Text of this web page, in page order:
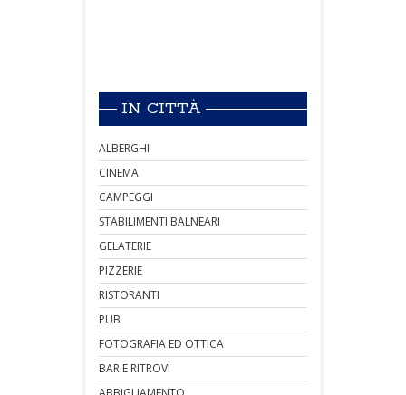
IN CITTÀ
ALBERGHI
CINEMA
CAMPEGGI
STABILIMENTI BALNEARI
GELATERIE
PIZZERIE
RISTORANTI
PUB
FOTOGRAFIA ED OTTICA
BAR E RITROVI